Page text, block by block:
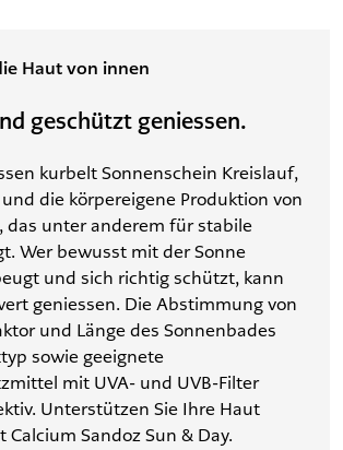
Haut von innen
geschützt geniessen.
kurbelt Sonnenschein Kreislauf,
die körpereigene Produktion von
das unter anderem für stabile
Wer bewusst mit der Sonne
und sich richtig schützt, kann
geniessen. Die Abstimmung von
und Länge des Sonnenbades
sowie geeignete
mit UVA- und UVB-Filter
Unterstützen Sie Ihre Haut
Sandoz Sun & Day.